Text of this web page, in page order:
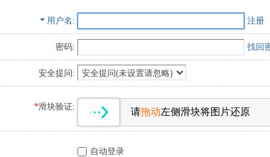
用户名 注册
密码: 找回
安全提问:
*滑块验证: 请拖动左侧滑块将图片还原
自动登录